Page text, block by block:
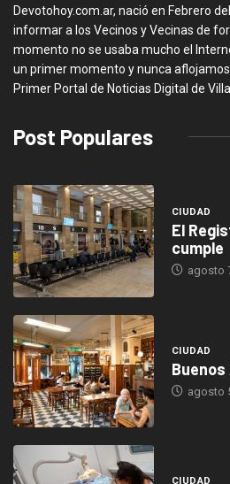
Devotohoy.com.ar, nació en Febrero
informar a los Vecinos y Vecinas de
momento no se usaba mucho el
un primer momento y nunca
Primer Portal de Noticias Digital de
Post Populares
CIUDAD
El
cumple
agosto
CIUDAD
Buenos
agosto
CIUDAD